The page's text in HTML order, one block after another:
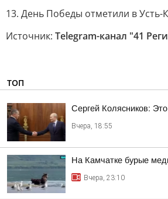
13. День Победы отметили в Усть-
Источник: Telegram-канал "41
ТОП
Сергей Колясников:
Вчера, 18:55
На Камчатке бурые
Вчера, 23:10